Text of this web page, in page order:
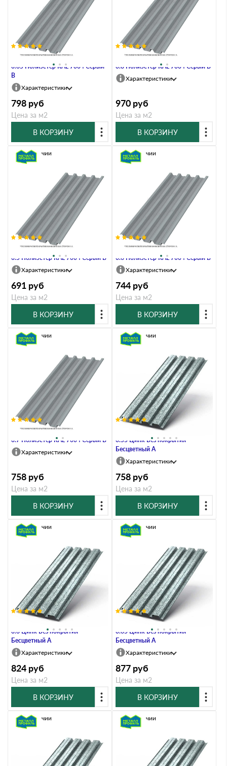
Профлист Металл Профиль Н60
0.65 Полиэстер RAL 7004 Серый
B
Характеристики
798 руб
Цена за м2
В КОРЗИНУ
Профлист Металл Профиль Н60
0.8 Полиэстер RAL 7004 Серый B
Характеристики
970 руб
Цена за м2
В КОРЗИНУ
Профлист Металл Профиль Н60
0.5 Полиэстер RAL 7004 Серый B
В наличии
Характеристики
691 руб
Цена за м2
В КОРЗИНУ
Профлист Металл Профиль Н60
0.6 Полиэстер RAL 7004 Серый B
В наличии
Характеристики
744 руб
Цена за м2
В КОРЗИНУ
Профлист Металл Профиль Н60
0.7 Полиэстер RAL 7004 Серый B
В наличии
Характеристики
758 руб
Цена за м2
В КОРЗИНУ
Профлист Металл Профиль Н60
0.55 Цинк Без покрытия
Бесцветный A
В наличии
Характеристики
758 руб
Цена за м2
В КОРЗИНУ
Профлист Металл Профиль Н60
0.6 Цинк Без покрытия
Бесцветный A
В наличии
Характеристики
824 руб
Цена за м2
В КОРЗИНУ
Профлист Металл Профиль Н60
0.65 Цинк Без покрытия
Бесцветный A
В наличии
Характеристики
877 руб
Цена за м2
В КОРЗИНУ
В наличии В наличии